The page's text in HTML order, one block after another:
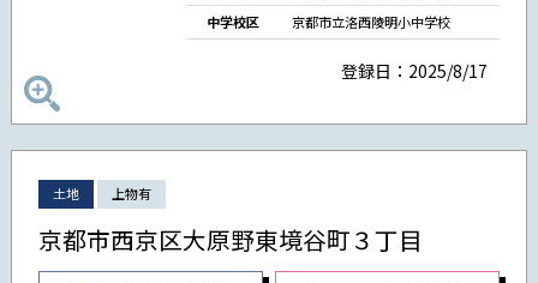
中学校区
京都市立洛西陵明小中学校
登録日：2025/8/17
土地 上物有
京都市西京区大原野東境谷町３丁目